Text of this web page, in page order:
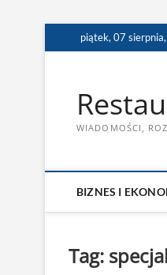
to
piątek, 07
WIADOMOŚCI,
BIZNES I
Tag: